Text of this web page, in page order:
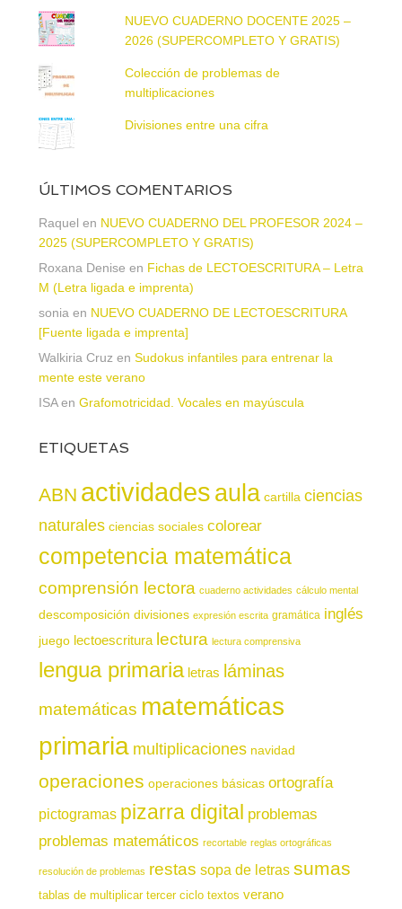
NUEVO CUADERNO DOCENTE 2025 –
2026 (SUPERCOMPLETO Y GRATIS)
Colección de problemas de
multiplicaciones
Divisiones entre una cifra
ÚLTIMOS COMENTARIOS
Raquel en NUEVO CUADERNO DEL PROFESOR 2024 –
2025 (SUPERCOMPLETO Y GRATIS)
Roxana Denise en Fichas de LECTOESCRITURA – Letra
M (Letra ligada e imprenta)
sonia en NUEVO CUADERNO DE LECTOESCRITURA
[Fuente ligada e imprenta]
Walkiria Cruz en Sudokus infantiles para entrenar la
mente este verano
ISAen Grafomotricidad. Vocales en mayúscula
ETIQUETAS
ABN actividadesaula cartilla ciencias
naturales ciencias sociales colorear
competencia matemática
comprensión lectora cuaderno actividades cálculo mental
descomposición divisiones expresión escrita gramática inglés
juego lectoescritura lectura lectura comprensiva
lengua primaria letras láminas
matemáticas matemáticas
primaria multiplicaciones navidad
operaciones operaciones básicas ortografía
pictogramas pizarra digital problemas
problemas matemáticos recortable reglas ortográficas
resolución de problemas restas sopa de letras sumas
tablas de multiplicar tercer ciclo textos verano